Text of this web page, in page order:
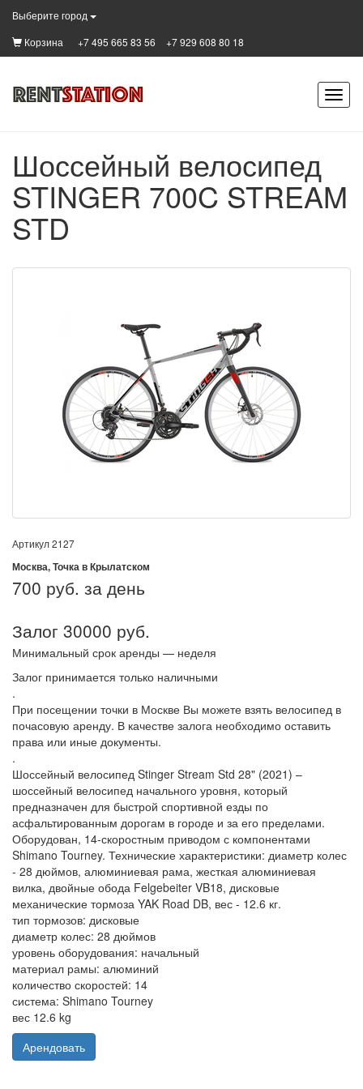
Выберите город
Корзина
+7 495 665 83 56 +7 929 608 80 18
Шоссейный велосипед
STINGER 700C STREAM
STD
Артикул2127
Москва, Точка в Крылатском
700 руб. за день
Залог 30000 руб.
Минимальный срок аренды — неделя
Залог принимается только наличными
.
При посещении точки в Москве Вы можете взять велосипед в
почасовую аренду. В качестве залога необходимо оставить
права или иные документы.
.
Шоссейный велосипед Stinger Stream Std 28" (2021) –
шоссейный велосипед начального уровня, который
предназначен для быстрой спортивной езды по
асфальтированным дорогам в городе и за его пределами.
Оборудован, 14-скоростным приводом с компонентами
Shimano Tourney. Технические характеристики: диаметр колес
- 28 дюймов, алюминиевая рама, жесткая алюминиевая
вилка, двойные обода Felgebeiter VB18, дисковые
механические тормоза YAK Road DB, вес - 12.6 кг.
тип тормозов: дисковые
диаметр колес: 28 дюймов
уровень оборудования: начальный
материал рамы: алюминий
количество скоростей: 14
система: Shimano Tourney
вес 12.6 kg
Арендовать